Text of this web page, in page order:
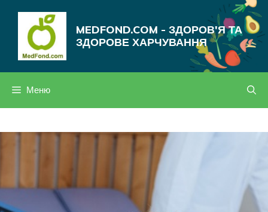
MEDFOND.COM - ЗДОРОВ'Я ТА
ЗДОРОВЕ ХАРЧУВАННЯ
Меню